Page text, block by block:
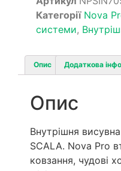
Категорії Nova
системи,
Опис Додаткова
Опис
Внутрішня
SCALA. Nova Pro
ковзання, чудові